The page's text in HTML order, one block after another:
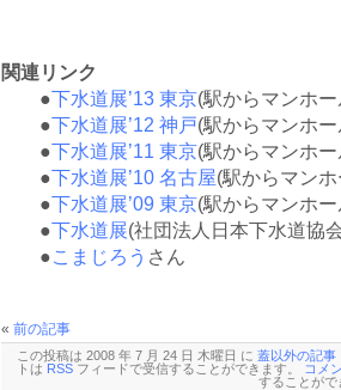
関連リンク
●下水道展’13 東京(駅からマンホ
●下水道展’12 神戸(駅からマンホ
●下水道展’11 東京(駅からマンホ
●下水道展’10 名古屋(駅からマン
●下水道展’09 東京(駅からマンホ
●下水道展(社団法人日本下水道協
●こまじろう さん
« 前の記事
この投稿は 2008 年 7 月 24 日 木曜日 に 蓋以外の記事
トは RSSフィードで受信することができます。 コメ
することがで